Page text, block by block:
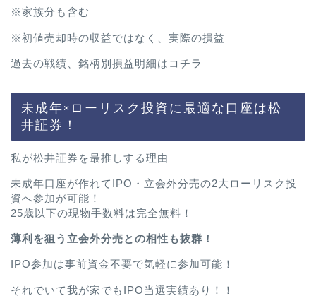
※家族分も含む
※初値売却時の収益ではなく、実際の損益
過去の戦績、銘柄別損益明細は コチラ
未成年×ローリスク投資に最適な口座は松
井証券！
私が松井証券を最推しする理由
未成年口座が作れてIPO・立会外分売の2大ローリスク投
資へ参加が可能！
25歳以下の現物手数料は完全無料！
薄利を狙う立会外分売との相性も抜群！
IPO参加は事前資金不要で気軽に参加可能！
それでいて我が家でもIPO当選実績あり！！